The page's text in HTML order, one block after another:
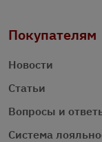
Покупателям
Новости
Статьи
Вопросы и
Система